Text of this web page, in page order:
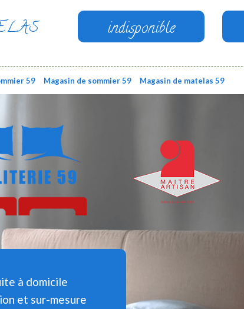
indisponible
59 Magasin de sommier 59 Magasin de matelas 59
à domicile
et sur-mesure